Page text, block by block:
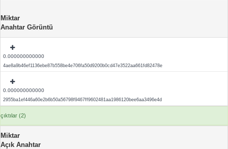
Miktar
Anahtar Görüntü
0.000000000000
4ae8a9b46ef1136ebe87b558be4e706fa50d9200b0cd47e3522aa661fd82478e
0.000000000000
2955ba1ef446a60e2b6b50a56798f9467ff9602481aa1986120bee6aa3496e4d
çıktılar (2)
Miktar
Açık Anahtar